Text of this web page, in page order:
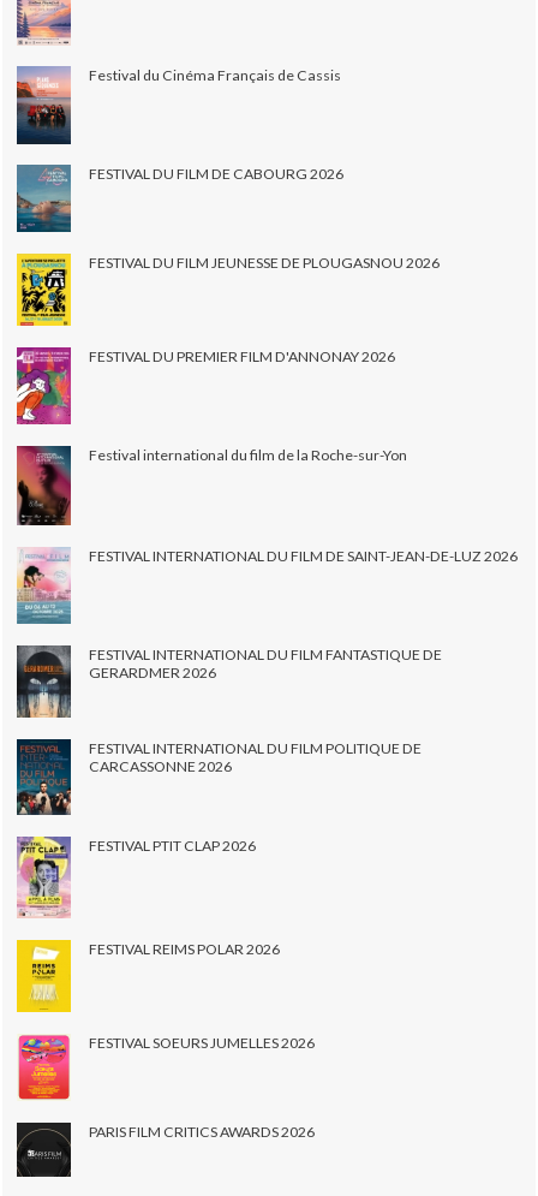
Festival du Cinéma Français de Cassis
FESTIVAL DU FILM DE CABOURG 2026
FESTIVAL DU FILM JEUNESSE DE PLOUGASNOU 2026
FESTIVAL DU PREMIER FILM D'ANNONAY 2026
Festival international du film de la Roche-sur-Yon
FESTIVAL INTERNATIONAL DU FILM DE SAINT-JEAN-DE-LUZ 2026
FESTIVAL INTERNATIONAL DU FILM FANTASTIQUE DE
GERARDMER 2026
FESTIVAL INTERNATIONAL DU FILM POLITIQUE DE
CARCASSONNE 2026
FESTIVAL PTIT CLAP 2026
FESTIVAL REIMS POLAR 2026
FESTIVAL SOEURS JUMELLES 2026
PARIS FILM CRITICS AWARDS 2026